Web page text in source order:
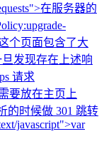
在服务器的
个页面包含了大
发现存在上述响
请求
要放在主页上
的时候做 301 跳转
javascript">var